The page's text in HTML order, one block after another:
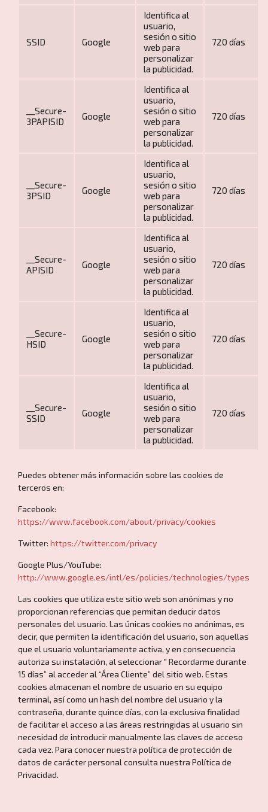
Contacto
SSID Google
Identifica al
usuario,
sesión o sitio
web para
personalizar
la publicidad.
720 días
__Secure-
3PAPISID
Google
Identifica al
usuario,
sesión o sitio
web para
personalizar
la publicidad.
720 días
__Secure-
3PSID
Google
Identifica al
usuario,
sesión o sitio
web para
personalizar
la publicidad.
720 días
__Secure-
APISID
Google
Identifica al
usuario,
sesión o sitio
web para
personalizar
la publicidad.
720 días
__Secure-
HSID
Google
Identifica al
usuario,
sesión o sitio
web para
personalizar
la publicidad.
720 días
__Secure-
SSID
Google
Identifica al
usuario,
sesión o sitio
web para
personalizar
la publicidad.
720 días
Puedes obtener más información sobre las cookies de
terceros en:
Facebook:
https://www.facebook.com/about/privacy/cookies
Twitter: https://twitter.com/privacy
Google Plus/YouTube:
http://www.google.es/intl/es/policies/technologies/types
Las cookies que utiliza este sitio web son anónimas y no
proporcionan referencias que permitan deducir datos
personales del usuario. Las únicas cookies no anónimas, es
decir, que permiten la identificación del usuario, son aquellas
que el usuario voluntariamente activa, y en consecuencia
autoriza su instalación, al seleccionar " Recordarme durante
15 días” al acceder al “Área Cliente” del sitio web. Estas
cookies almacenan el nombre de usuario en su equipo
terminal, así como un hash del nombre del usuario y la
contraseña, durante quince días, con la exclusiva finalidad
de facilitar el acceso a las áreas restringidas al usuario sin
necesidad de introducir manualmente las claves de acceso
cada vez. Para conocer nuestra política de protección de
datos de carácter personal consulta nuestra Política de
Privacidad.